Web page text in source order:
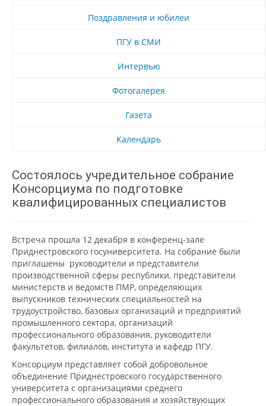
Поздравления и юбилеи
ПГУ в СМИ
Интервью
Фотогалерея
Газета
Календарь
Состоялось учредительное собрание
Консорциума по подготовке
квалифицированных специалистов
Встреча прошла 12 декабря в конференц-зале
Приднестровского госуниверситета. На собрание были
приглашены руководители и представители
производственной сферы республики, представители
министерств и ведомств ПМР, определяющих
выпускников технических специальностей на
трудоустройство, базовых организаций и предприятий
промышленного сектора, организаций
профессионального образования, руководители
факультетов, филиалов, института и кафедр ПГУ.
Консорциум представляет собой добровольное
объединение Приднестровского государственного
университета с организациями среднего
профессионального образования и хозяйствующих